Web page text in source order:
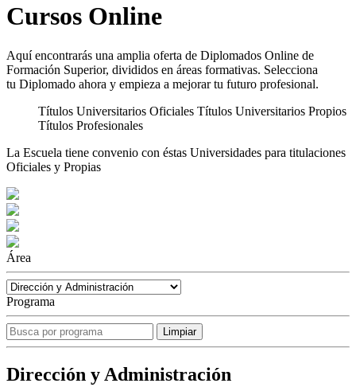
Cursos Online
Aquí encontrarás una amplia oferta de Diplomados Online de
Formación Superior, divididos en áreas formativas. Selecciona
tu Diplomado ahora y empieza a mejorar tu futuro profesional.
Títulos Universitarios Oficiales Títulos Universitarios Propios
Títulos Profesionales
La Escuela tiene convenio con éstas Universidades para titulaciones
Oficiales y Propias
Área
Programa
Dirección y Administración